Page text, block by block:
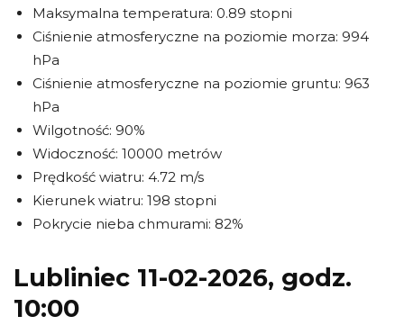
Maksymalna temperatura: 0.89 stopni
Ciśnienie atmosferyczne na poziomie morza: 994
hPa
Ciśnienie atmosferyczne na poziomie gruntu: 963
hPa
Wilgotność: 90%
Widoczność: 10000 metrów
Prędkość wiatru: 4.72 m/s
Kierunek wiatru: 198 stopni
Pokrycie nieba chmurami: 82%
Lubliniec 11-02-2026, godz.
10:00